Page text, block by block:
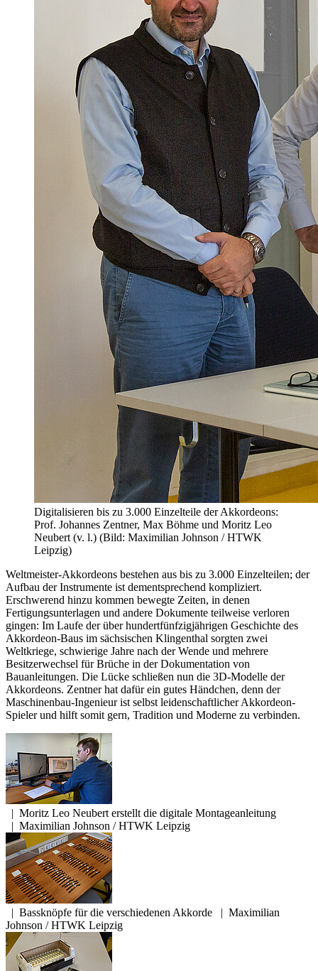
Digitalisieren bis zu 3.000 Einzelteile der Akkordeons:
Prof. Johannes Zentner, Max Böhme und Moritz Leo
Neubert (v. l.) (Bild: Maximilian Johnson / HTWK
Leipzig)
Weltmeister-Akkordeons bestehen aus bis zu 3.000 Einzelteilen; der
Aufbau der Instrumente ist dementsprechend kompliziert.
Erschwerend hinzu kommen bewegte Zeiten, in denen
Fertigungsunterlagen und andere Dokumente teilweise verloren
gingen: Im Laufe der über hundertfünfzigjährigen Geschichte des
Akkordeon-Baus im sächsischen Klingenthal sorgten zwei
Weltkriege, schwierige Jahre nach der Wende und mehrere
Besitzerwechsel für Brüche in der Dokumentation von
Bauanleitungen. Die Lücke schließen nun die 3D-Modelle der
Akkordeons. Zentner hat dafür ein gutes Händchen, denn der
Maschinenbau-Ingenieur ist selbst leidenschaftlicher Akkordeon-
Spieler und hilft somit gern, Tradition und Moderne zu verbinden.
| Moritz Leo Neubert erstellt die digitale Montageanleitung
| Maximilian Johnson / HTWK Leipzig
| Bassknöpfe für die verschiedenen Akkorde | Maximilian
Johnson / HTWK Leipzig